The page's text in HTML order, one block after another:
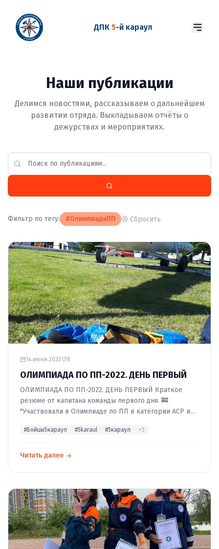
ДПК 5-й караул
Наши публикации
Делимся новостями, рассказываем о дальнейшем
развитии отряда. Выкладываем отчёты о
дежурствах и мероприятиях.
Фильтр по тегу: #ОлимпиадаПП Сбросить
14 июня 2022 8
ОЛИМПИАДА ПО ПП-2022. ДЕНЬ ПЕРВЫЙ
ОЛИМПИАДА ПО ПП-2022. ДЕНЬ ПЕРВЫЙ Краткое
резюме от капитана команды первого дня. 🚒
"Участвовали в Олимпиаде по ПП в категории АСР и
#Бойцы5караул #5karaul #5караул +5
Читать далее